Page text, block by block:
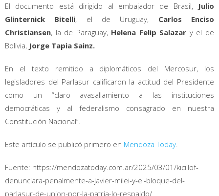
El documento está dirigido al embajador de Brasil, Julio
Glinternick Bitelli, el de Uruguay, Carlos Enciso
Christiansen, la de Paraguay, Helena Felip Salazar y el de
Bolivia, Jorge Tapia Sainz.
En el texto remitido a diplomáticos del Mercosur, los
legisladores del Parlasur calificaron la actitud del Presidente
como un “claro avasallamiento a las instituciones
democráticas y al federalismo consagrado en nuestra
Constitución Nacional”.
Este artículo se publicó primero en Mendoza Today
Fuente: https://mendozatoday.com.ar/2025/03/01/kicillof-
denunciara-penalmente-a-javier-milei-y-el-bloque-del-
parlasur-de-union-por-la-patria-lo-respaldo/